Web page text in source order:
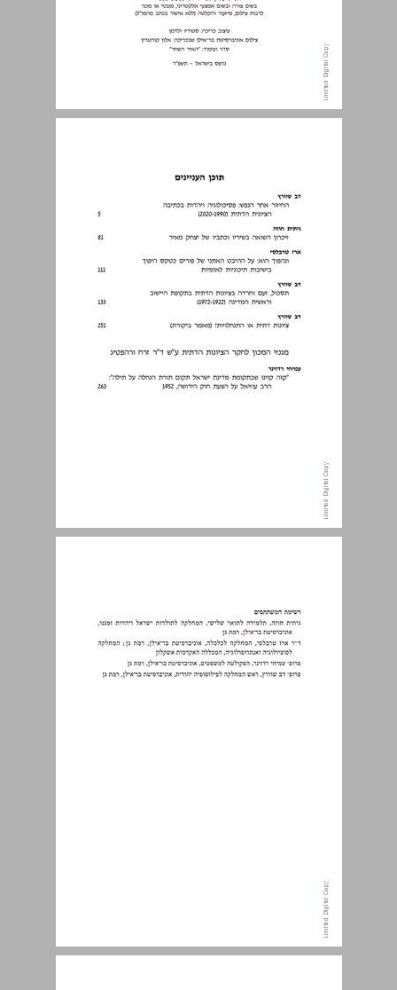
תוכן העניינים ... 3
החיזור אחר הנפש: פסיכולוגיה ויהדות בכתיבה הציונית הדתית (2020-1990) ... 5